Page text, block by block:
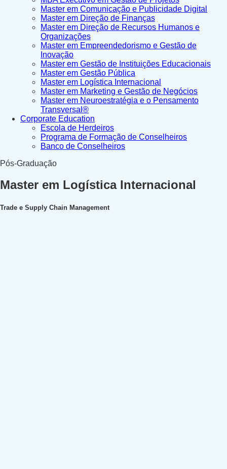
Master em Comunicação e Publicidade Digital
Master em Direção de Finanças
Master em Direção de Recursos Humanos e
Organizações
Master em Empreendedorismo e Gestão de
Inovação
Master em Gestão de Instituições Educacionais
Master em Gestão Pública
Master em Logística Internacional
Master em Marketing e Gestão de Negócios
Master em Neuroestratégia e o Pensamento
Transversal®
Corporate Education
Escola de Herdeiros
Programa de Formação de Conselheiros
Banco de Conselheiros
Pós-Graduação
Master em Logística Internacional
Trade e Supply Chain Management